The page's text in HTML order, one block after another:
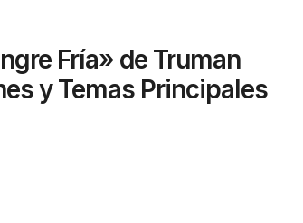
Fría» de Truman
y Temas Principales